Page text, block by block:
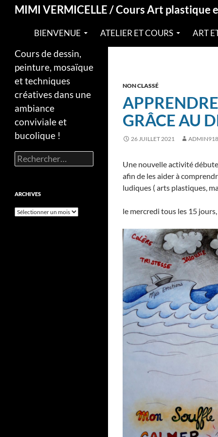
MIMI VERMICELLE / Cours Art plastique
BIENVENUE ATELIER ET COURS ART
NON CLASSÉ
GRÂCE AU
26 JUILLET 2021
Une nouvelle activité
afin de les aider à
ludiques ( arts plastiques,
le mercredi tous les 15
Cours de dessin,
peinture, mosaïque
et techniques
créatives dans une
ambiance
conviviale et
bucolique !
Rechercher :
ARCHIVES
Archives